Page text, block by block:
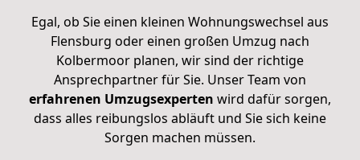
Egal, ob Sie einen kleinen Wohnungswechsel aus
Flensburg oder einen großen Umzug nach
Kolbermoor planen, wir sind der richtige
Ansprechpartner für Sie. Unser Team von
erfahrenen Umzugsexperten wird dafür sorgen,
dass alles reibungslos abläuft und Sie sich keine
Sorgen machen müssen.